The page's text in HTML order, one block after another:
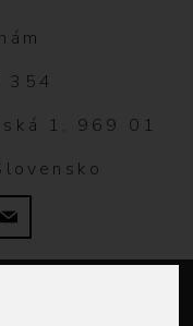
354
1, 969 01